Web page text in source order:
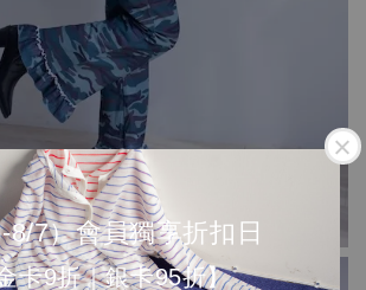
8/7）會員獨享折扣日
卡9折｜銀卡95折】